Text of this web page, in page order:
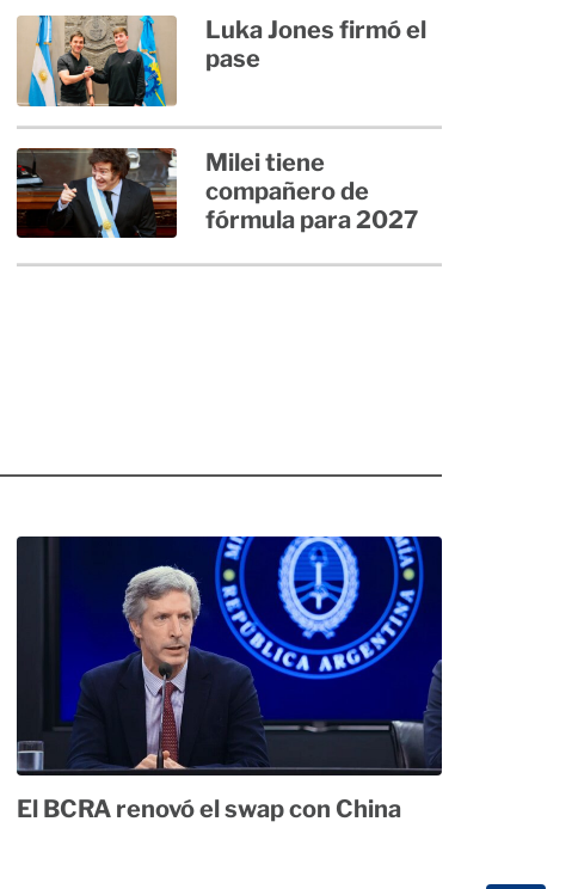
Luka Jones firmó el
pase
Milei tiene
compañero de
fórmula para 2027
El BCRA renovó el swap con China